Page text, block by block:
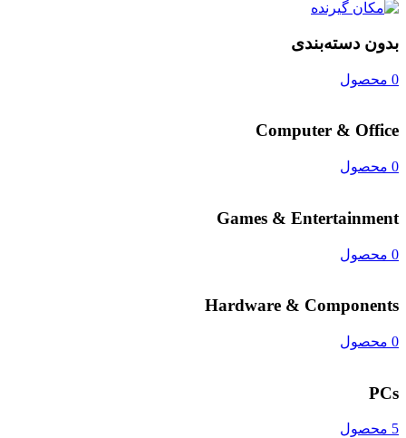
بدون دسته‌بندی
0 محصول
Computer & Office
0 محصول
Games & Entertainment
0 محصول
Hardware & Components
0 محصول
PCs
5 محصول